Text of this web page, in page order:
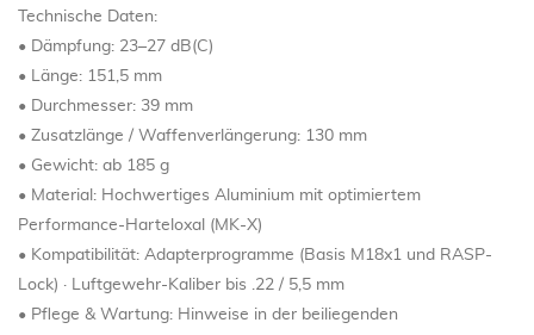
Technische Daten:
• Dämpfung: 23–27 dB(C)
• Länge: 151,5 mm
• Durchmesser: 39 mm
• Zusatzlänge / Waffenverlängerung: 130 mm
• Gewicht: ab 185 g
• Material: Hochwertiges Aluminium mit optimiertem
Performance-Harteloxal (MK-X)
• Kompatibilität: Adapterprogramme (Basis M18x1 und RASP-
Lock) · Luftgewehr-Kaliber bis .22 / 5,5 mm
• Pflege & Wartung: Hinweise in der beiliegenden